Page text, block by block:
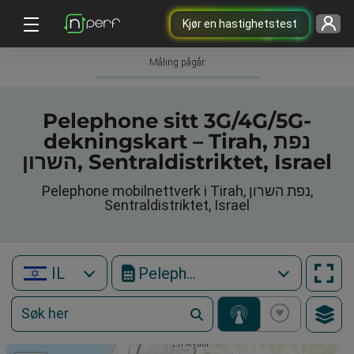
Kjør en hastighetstest
Måling pågår
Pelephone sitt 3G/4G/5G-
dekningskart – Tirah, נפת
השרון, Sentraldistriktet, Israel
Pelephone mobilnettverk i Tirah, נפת השרון,
Sentraldistriktet, Israel
IL Pelephone